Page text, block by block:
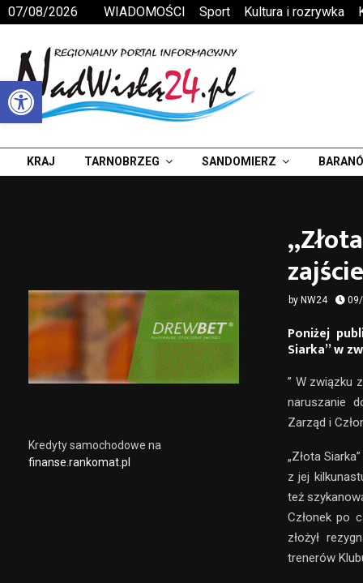
Otwórz pasek narzędzi
07/08/2026 WIADOMOŚCI Sport Kultura i rozrywka
KRAJ TARNOBRZEG SANDOMIERZ
by NW24
Poniżej
Siarka” w
” W związku
naruszanie
Zarząd i
„Złota
z jej
też
Członek po
złożył
trenerów
Kredyty samochodowe na
finanse.rankomat.pl